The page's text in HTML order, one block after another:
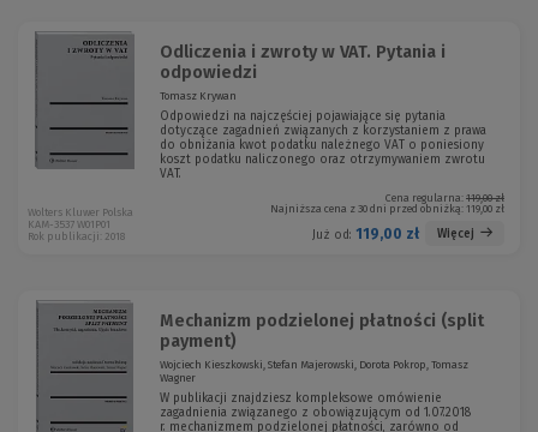
Odliczenia i zwroty w VAT. Pytania i
odpowiedzi
Tomasz Krywan
Odpowiedzi na najczęściej pojawiające się pytania
dotyczące zagadnień związanych z korzystaniem z prawa
do obniżania kwot podatku należnego VAT o poniesiony
koszt podatku naliczonego oraz otrzymywaniem zwrotu
VAT.
Cena regularna: 119,00 zł
Najniższa cena z 30 dni przed obniżką: 119,00 zł
Już od: 119,00 zł Więcej
Wolters Kluwer Polska
KAM-3537 W01P01
Rok publikacji: 2018
Mechanizm podzielonej płatności (split
payment)
Wojciech Kieszkowski, Stefan Majerowski, Dorota Pokrop, Tomasz
Wagner
W publikacji znajdziesz kompleksowe omówienie
zagadnienia związanego z obowiązującym od 1.07.2018
r. mechanizmem podzielonej płatności, zarówno od